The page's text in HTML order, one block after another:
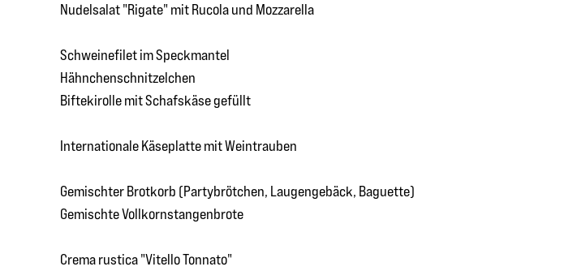
Nudelsalat "Rigate" mit Rucola und Mozzarella
Schweinefilet im Speckmantel
Hähnchenschnitzelchen
Biftekirolle mit Schafskäse gefüllt
Internationale Käseplatte mit Weintrauben
Gemischter Brotkorb (Partybrötchen, Laugengebäck, Baguette)
Gemischte Vollkornstangenbrote
Crema rustica "Vitello Tonnato"